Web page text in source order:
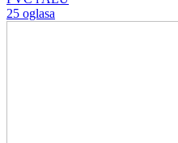
25 oglasa